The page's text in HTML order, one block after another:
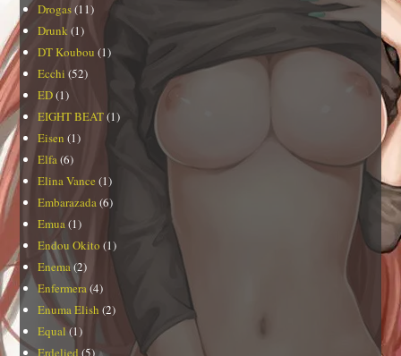
Drogas(11)
Drunk (1)
DT Koubou (1)
Ecchi (52)
ED(1)
EIGHT BEAT(1)
Eisen (1)
Elfa(6)
Elina Vance (1)
Embarazada(6)
Emua(1)
Endou Okito (1)
Enema(2)
Enfermera(4)
Enuma Elish (2)
Equal(1)
Erdelied (5)